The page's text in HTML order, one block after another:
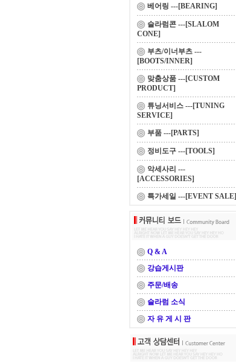
베어링 ---[BEARING]
슬라럼콘 ---[SLALOM
CONE]
부츠/이너부츠 ---
[BOOTS/INNER]
맞춤상품 ---[CUSTOM
PRODUCT]
튜닝서비스 ---[TUNING
SERVICE]
부품 ---[PARTS]
정비도구 ---[TOOLS]
악세사리 ---
[ACCESSORIES]
특가세일 ---[EVENT SALE]
Q & A
강습게시판
주문/배송
슬라럼 소식
자 유 게 시 판